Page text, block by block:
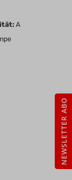
A
NEWSLETTER ABO